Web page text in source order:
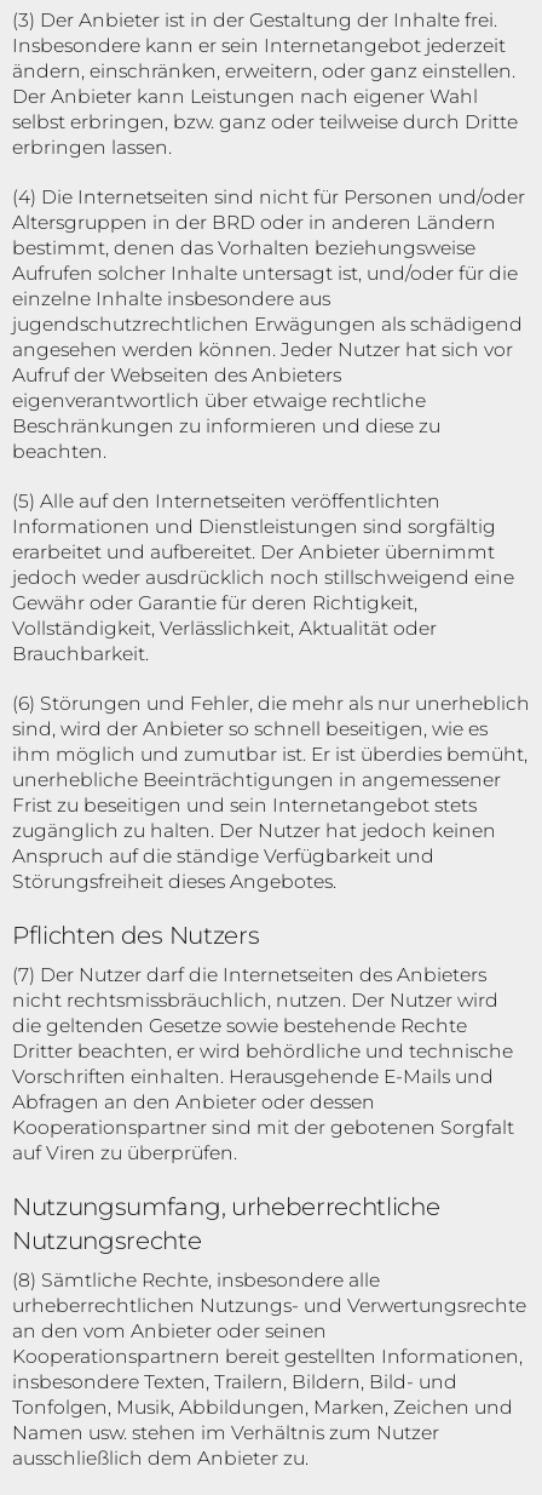
(3) Der Anbieter ist in der Gestaltung der Inhalte frei.
Insbesondere kann er sein Internetangebot jederzeit
ändern, einschränken, erweitern, oder ganz einstellen.
Der Anbieter kann Leistungen nach eigener Wahl
selbst erbringen, bzw. ganz oder teilweise durch Dritte
erbringen lassen.
(4) Die Internetseiten sind nicht für Personen und/oder
Altersgruppen in der BRD oder in anderen Ländern
bestimmt, denen das Vorhalten beziehungsweise
Aufrufen solcher Inhalte untersagt ist, und/oder für die
einzelne Inhalte insbesondere aus
jugendschutzrechtlichen Erwägungen als schädigend
angesehen werden können. Jeder Nutzer hat sich vor
Aufruf der Webseiten des Anbieters
eigenverantwortlich über etwaige rechtliche
Beschränkungen zu informieren und diese zu
beachten.
(5) Alle auf den Internetseiten veröffentlichten
Informationen und Dienstleistungen sind sorgfältig
erarbeitet und aufbereitet. Der Anbieter übernimmt
jedoch weder ausdrücklich noch stillschweigend eine
Gewähr oder Garantie für deren Richtigkeit,
Vollständigkeit, Verlässlichkeit, Aktualität oder
Brauchbarkeit.
(6) Störungen und Fehler, die mehr als nur unerheblich
sind, wird der Anbieter so schnell beseitigen, wie es
ihm möglich und zumutbar ist. Er ist überdies bemüht,
unerhebliche Beeinträchtigungen in angemessener
Frist zu beseitigen und sein Internetangebot stets
zugänglich zu halten. Der Nutzer hat jedoch keinen
Anspruch auf die ständige Verfügbarkeit und
Störungsfreiheit dieses Angebotes.
Pflichten des Nutzers
(7) Der Nutzer darf die Internetseiten des Anbieters
nicht rechtsmissbräuchlich, nutzen. Der Nutzer wird
die geltenden Gesetze sowie bestehende Rechte
Dritter beachten, er wird behördliche und technische
Vorschriften einhalten. Herausgehende E-Mails und
Abfragen an den Anbieter oder dessen
Kooperationspartner sind mit der gebotenen Sorgfalt
auf Viren zu überprüfen.
Nutzungsumfang, urheberrechtliche
Nutzungsrechte
(8) Sämtliche Rechte, insbesondere alle
urheberrechtlichen Nutzungs- und Verwertungsrechte
an den vom Anbieter oder seinen
Kooperationspartnern bereit gestellten Informationen,
insbesondere Texten, Trailern, Bildern, Bild- und
Tonfolgen, Musik, Abbildungen, Marken, Zeichen und
Namen usw. stehen im Verhältnis zum Nutzer
ausschließlich dem Anbieter zu.